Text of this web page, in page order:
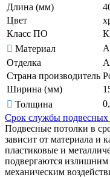
Длина (мм)
Цвет
Класс ПО
Материал
Отделка
Страна производитель
Ширина (мм)
Толщина
Срок службы подвесных
Подвесные потолки в
зависит от материала и
пластиковые и
подвергаются излишним
механическим